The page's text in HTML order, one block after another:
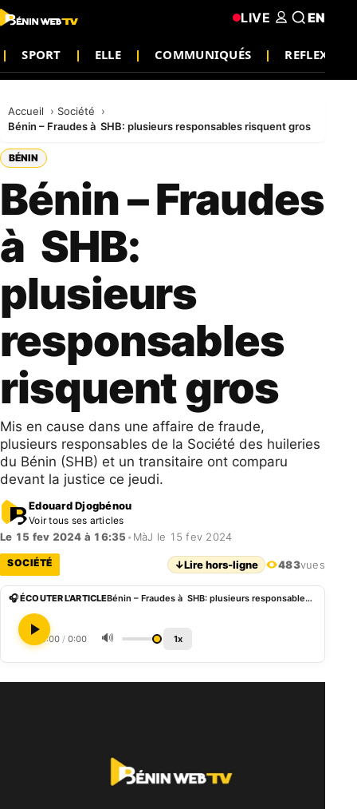
SPORT ELLE COMMUNIQUÉS REFLEXION
LIVE EN
Accueil
Société
Bénin – Fraudes à SHB: plusieurs responsables risquent gros
BÉNIN
Bénin – Fraudes
à SHB:
plusieurs
responsables
risquent gros
Mis en cause dans une affaire de fraude,
plusieurs responsables de la Société des huileries
du Bénin (SHB) et un transitaire ont comparu
devant la justice ce jeudi.
Edouard Djogbénou
Voir tous ses articles
Le 15 fev 2024 à 16:35 • MàJ le 15 fev 2024
SOCIÉTÉ ↓Lire hors-ligne 483vues
🎧 ÉCOUTER L'ARTICLE Bénin – Fraudes à SHB: plusieurs responsables risquent gros
0:00 / 0:00 🔊 1x